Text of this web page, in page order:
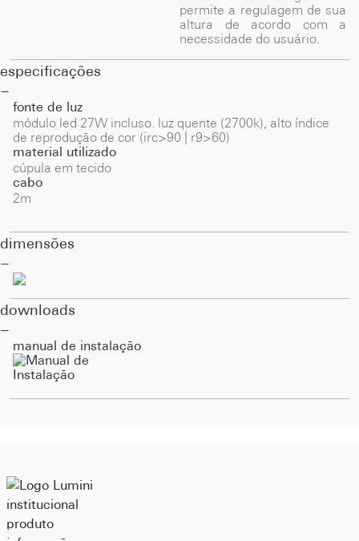
permite a regulagem de sua
altura de acordo com a
necessidade do usuário.
especificações
fonte de luz
módulo led 27W incluso. luz quente (2700k), alto índice
de reprodução de cor (irc>90 | r9>60)
material utilizado
cúpula em tecido
cabo
2m
dimensões
downloads
manual de instalação
institucional
produto